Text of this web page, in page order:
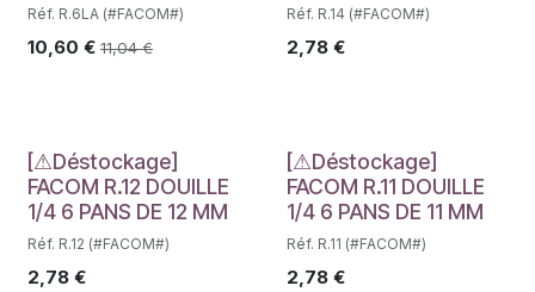
Réf. R.6LA (#FACOM#)
10,60 € 11,04€
Réf. R.14 (#FACOM#)
2,78€
Déstockage
[⚠Déstockage]
FACOM R.12 DOUILLE
1/4 6 PANS DE 12 MM
Réf. R.12 (#FACOM#)
2,78 €
Déstockage
[⚠Déstockage]
FACOM R.11 DOUILLE
1/4 6 PANS DE 11 MM
Réf. R.11 (#FACOM#)
2,78€